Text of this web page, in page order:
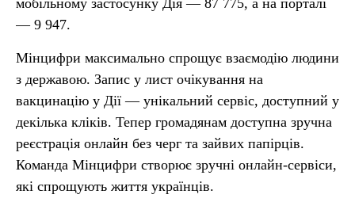
мобільному застосунку Дія — 87 775, а на порталі
— 9 947.
Мінцифри максимально спрощує взаємодію людини
з державою. Запис у лист очікування на
вакцинацію у Дії — унікальний сервіс, доступний у
декілька кліків. Тепер громадянам доступна зручна
реєстрація онлайн без черг та зайвих папірців.
Команда Мінцифри створює зручні онлайн-сервіси,
які спрощують життя українців.